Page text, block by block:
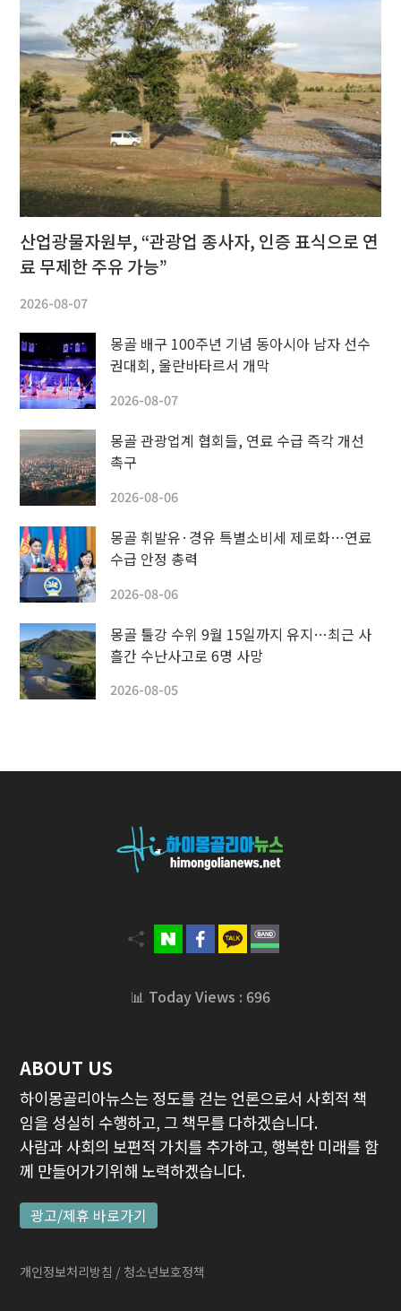
산업광물자원부, “관광업 종사자, 인증 표식으로 연
료 무제한 주유 가능”
2026-08-07
몽골 배구 100주년 기념 동아시아 남자 선수
권대회, 울란바타르서 개막
2026-08-07
몽골 관광업계 협회들, 연료 수급 즉각 개선
촉구
2026-08-06
몽골 휘발유·경유 특별소비세 제로화…연료
수급 안정 총력
2026-08-06
몽골 툴강 수위 9월 15일까지 유지…최근 사
흘간 수난사고로 6명 사망
2026-08-05
📊 Today Views : 696
ABOUT US
하이몽골리아뉴스는 정도를 걷는 언론으로서 사회적 책
임을 성실히 수행하고, 그 책무를 다하겠습니다.
사람과 사회의 보편적 가치를 추가하고, 행복한 미래를 함
께 만들어가기위해 노력하겠습니다.
광고/제휴 바로가기
개인정보처리방침 / 청소년보호정책